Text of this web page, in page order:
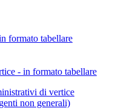
formato tabellare
- in formato tabellare
di vertice
non generali)